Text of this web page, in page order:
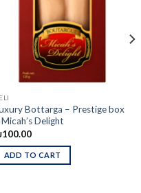
Bottarga – Prestige box
Micah’s Delight
100.00
ADD TO CART